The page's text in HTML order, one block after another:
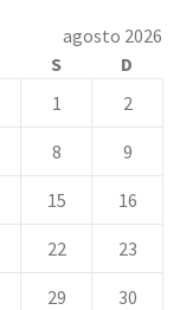
agosto 2026
S
D
1
2
8 9
15 16
22 23
29 30